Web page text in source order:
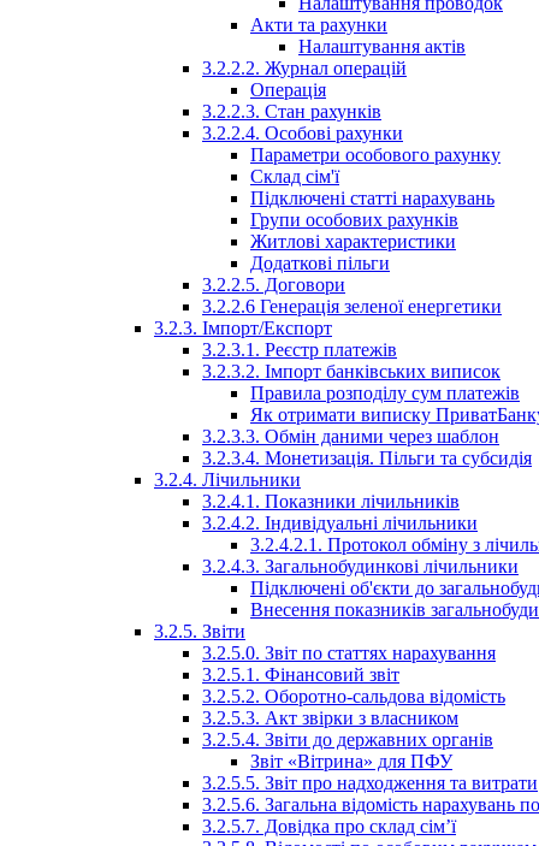
Акти та рахунки
Налаштування актів
3.2.2.2. Журнал операцій
Операція
3.2.2.3. Стан рахунків
3.2.2.4. Особові рахунки
Параметри особового рахунку
Склад сім'ї
Підключені статті нарахувань
Групи особових рахунків
Житлові характеристики
Додаткові пільги
3.2.2.5. Договори
3.2.2.6 Генерація зеленої енергетики
3.2.3. Імпорт/Експорт
3.2.3.1. Реєстр платежів
3.2.3.2. Імпорт банківських виписок
Правила розподілу сум платежів
Як отримати виписку
3.2.3.3. Обмін даними через шаблон
3.2.3.4. Монетизація. Пільги та субсидія
3.2.4. Лічильники
3.2.4.1. Показники лічильників
3.2.4.2. Індивідуальні лічильники
3.2.4.2.1. Протокол обміну з
3.2.4.3. Загальнобудинкові лічильники
Підключені об'єкти до
Внесення показників
3.2.5. Звіти
3.2.5.0. Звіт по статтях нарахування
3.2.5.1. Фінансовий звіт
3.2.5.2. Оборотно-сальдова відомість
3.2.5.3. Акт звірки з власником
3.2.5.4. Звіти до державних органів
Звіт «Вітрина» для ПФУ
3.2.5.5. Звіт про надходження та витрати
3.2.5.6. Загальна відомість нарахувань
3.2.5.7. Довідка про склад сім’ї